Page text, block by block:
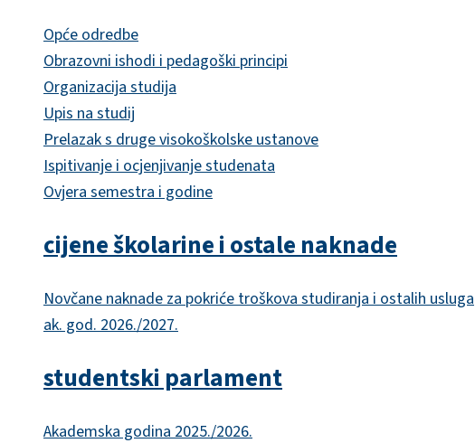
Opće odredbe
Obrazovni ishodi i pedagoški principi
Organizacija studija
Upis na studij
Prelazak s druge visokoškolske ustanove
Ispitivanje i ocjenjivanje studenata
Ovjera semestra i godine
cijene školarine i ostale naknade
Novčane naknade za pokriće troškova studiranja i ostalih usluga
ak. god. 2026./2027.
studentski parlament
Akademska godina 2025./2026.